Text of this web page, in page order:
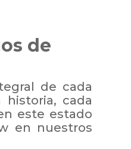
de
de cada
cada
este estado
en nuestros